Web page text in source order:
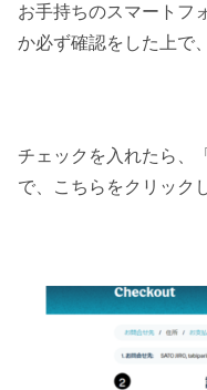
お手持ちのスマートフ
か必ず確認をした上で
チェックを入れたら、「
で、こちらをクリック